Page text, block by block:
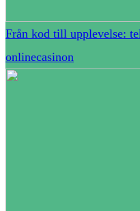
Från kod till upplevelse:
onlinecasinon